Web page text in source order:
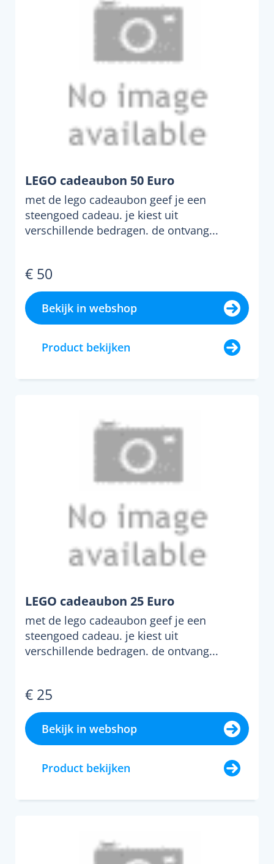
LEGO cadeaubon 50 Euro
met de lego cadeaubon geef je een
steengoed cadeau. je kiest uit
verschillende bedragen. de ontvang...
€ 50
Bekijk in webshop
Product bekijken
LEGO cadeaubon 25 Euro
met de lego cadeaubon geef je een
steengoed cadeau. je kiest uit
verschillende bedragen. de ontvang...
€ 25
Bekijk in webshop
Product bekijken